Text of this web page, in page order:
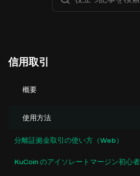
信用取引
概要
使用方法
分離証拠金取引の使い方（Web）
KuCoin のアイソレートマージン初心者